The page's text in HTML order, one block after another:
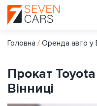
Головна / Оренда авто у
Прокат
Вінниці